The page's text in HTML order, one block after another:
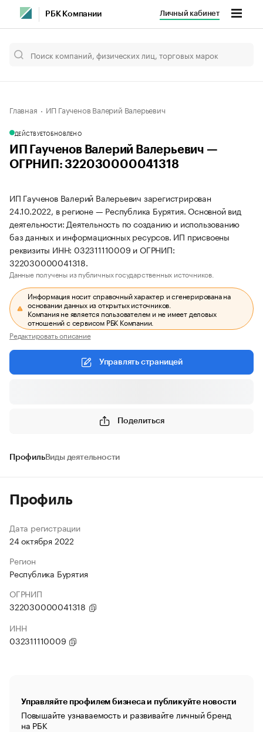
РБК Компании Личный кабинет
Главная ИП Гаученов Валерий Валерьевич
ДЕЙСТВУЕТОБНОВЛЕНО
ИП Гаученов Валерий Валерьевич —
ОГРНИП: 322030000041318
ИП Гаученов Валерий Валерьевич зарегистрирован
24.10.2022, в регионе — Республика Бурятия. Основной вид
деятельности: Деятельность по созданию и использованию
баз данных и информационных ресурсов. ИП присвоены
реквизиты ИНН: 032311110009 и ОГРНИП:
322030000041318.
Данные получены из публичных государственных источников.
Информация носит справочный характер и сгенерирована на
основании данных из открытых источников.
Компания не является пользователем и не имеет деловых
отношений с сервисом РБК Компании.
Редактировать описание
Управлять страницей
Поделиться
ПрофильВиды деятельности
Профиль
Дата регистрации
24 октября 2022
Регион
Республика Бурятия
ОГРНИП
322030000041318
ИНН
032311110009
Управляйте профилем бизнеса и публикуйте новости
Повышайте узнаваемость и развивайте личный бренд
на РБК